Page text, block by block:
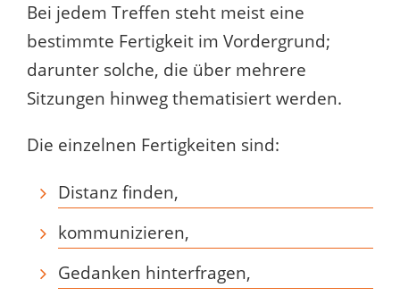
Bei jedem Treffen steht meist eine
bestimmte Fertigkeit im Vordergrund;
darunter solche, die über mehrere
Sitzungen hinweg thematisiert werden.
Die einzelnen Fertigkeiten sind:
Distanz finden,
kommunizieren,
Gedanken hinterfragen,